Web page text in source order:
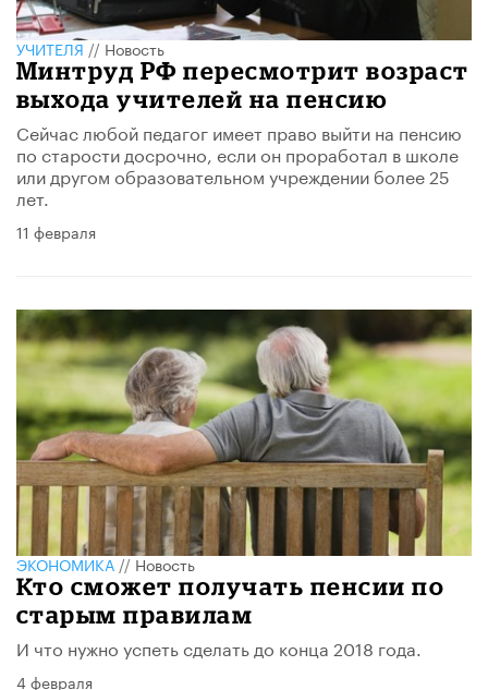
УЧИТЕЛЯ//Новость
Минтруд РФ пересмотрит возраст
выхода учителей на пенсию
Сейчас любой педагог имеет право выйти на пенсию
по старости досрочно, если он проработал в школе
или другом образовательном учреждении более 25
лет.
11 февраля
ЭКОНОМИКА//Новость
Кто сможет получать пенсии по
старым правилам
И что нужно успеть сделать до конца 2018 года.
4 февраля